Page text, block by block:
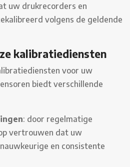
uw drukrecorders en
volgens de geldende
kalibratiediensten
voor uw
biedt verschillende
: door regelmatige
vertrouwen dat uw
en consistente